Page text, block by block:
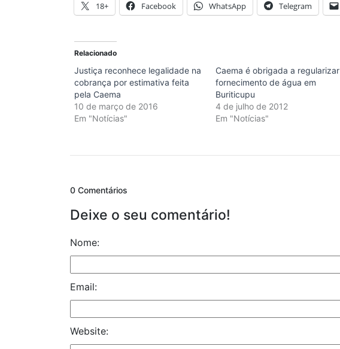
18+ Facebook WhatsApp Telegram
Relacionado
Justiça reconhece legalidade na
cobrança por estimativa feita
pela Caema
10 de março de 2016
Em "Notícias"
Caema é obrigada a regularizar
fornecimento de água em
Buriticupu
4 de julho de 2012
Em "Notícias"
0 Comentários
Deixe o seu comentário!
Nome:
Email:
Website: